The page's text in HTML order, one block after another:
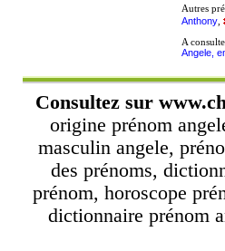
Autres
Anthony,
A
Angele,
Consultez sur
origine prénom
masculin angele,
des prénoms,
prénom, horoscope
dictionnaire prénom